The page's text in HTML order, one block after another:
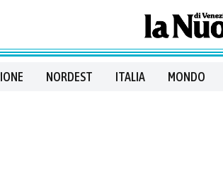
NORDEST ITALIA MONDO